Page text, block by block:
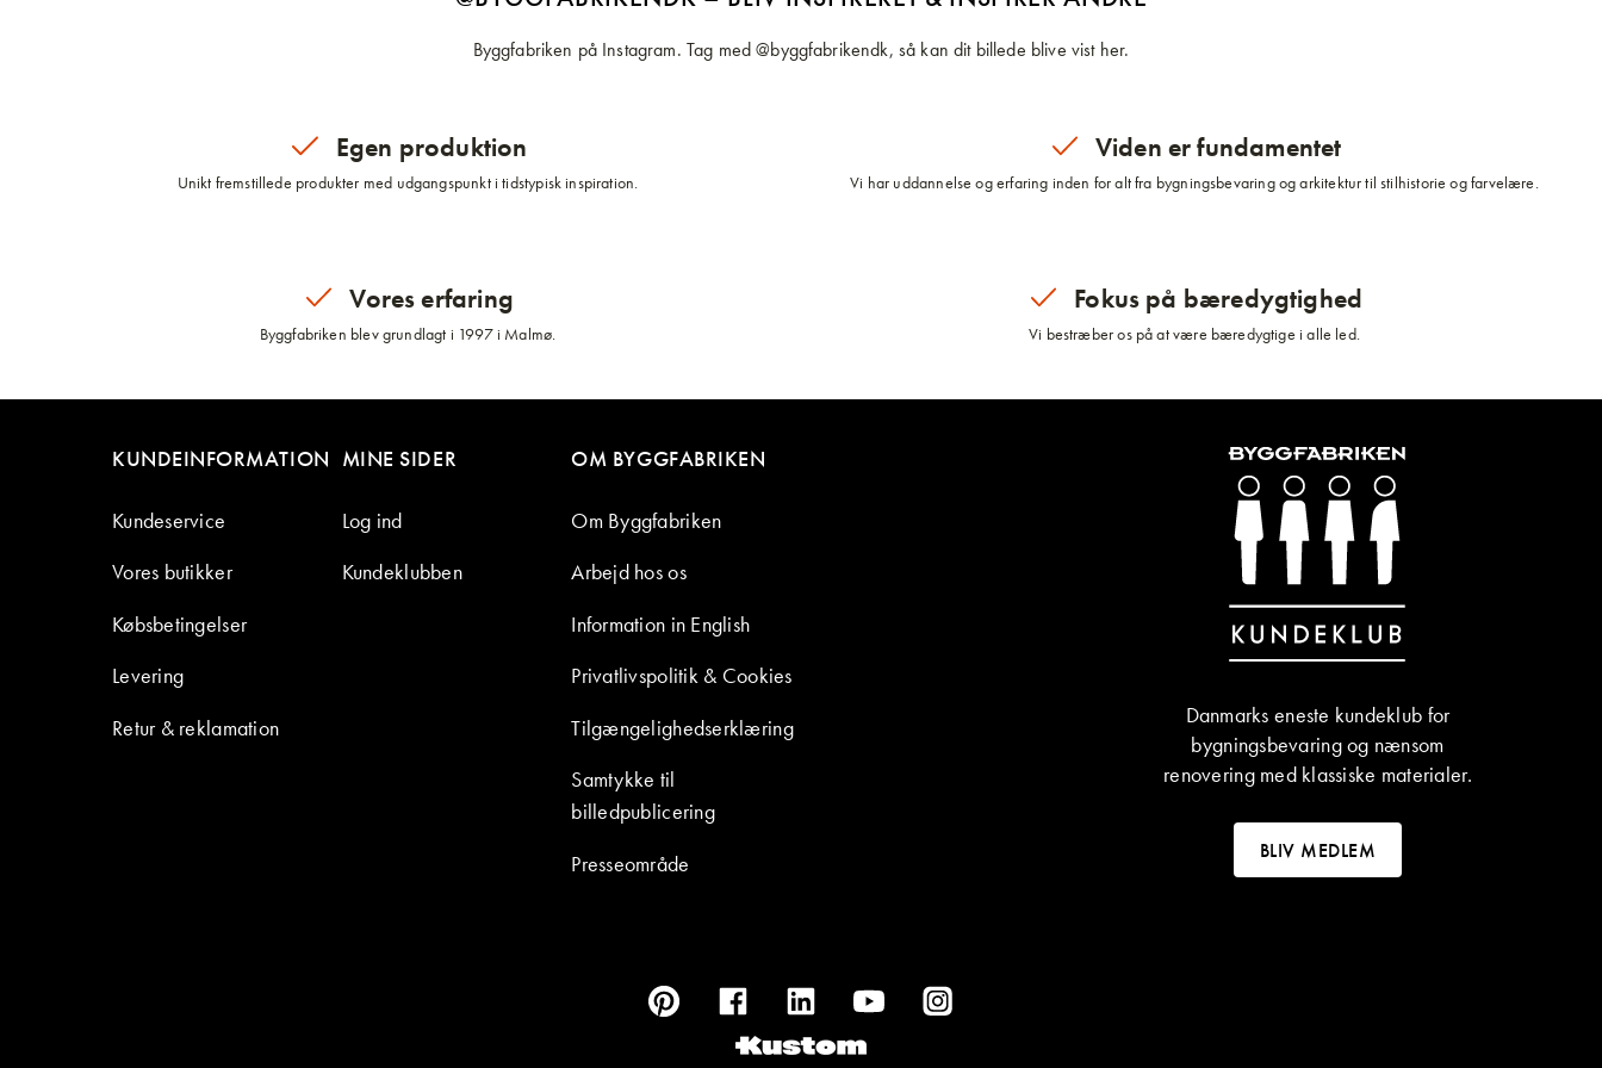
Byggfabriken på Instagram. Tag med @byggfabrikendk, så kan dit billede blive vist her.
Egen produktion
Unikt fremstillede produkter med udgangspunkt i tidstypisk inspiration.
Viden er fundamentet
Vi har uddannelse og erfaring inden for alt fra bygningsbevaring og arkitektur til stilhistorie og farvelære.
Vores erfaring
Byggfabriken blev grundlagt i 1997 i Malmø.
Fokus på bæredygtighed
Vi bestræber os på at være bæredygtige i alle led.
KUNDEINFORMATION
Kundeservice
Vores butikker
Købsbetingelser
Levering
Retur & reklamation
MINE SIDER
Log ind
Kundeklubben
OM BYGGFABRIKEN
Om Byggfabriken
Arbejd hos os
Information in English
Privatlivspolitik & Cookies
Tilgængelighedserklæring
Samtykke til
billedpublicering
Presseområde
Danmarks eneste kundeklub for
bygningsbevaring og nænsom
renovering med klassiske materialer.
BLIV MEDLEM